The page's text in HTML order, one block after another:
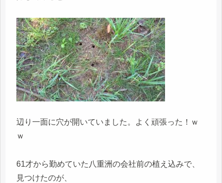
辺り一面に穴が開いていました。よく頑張った！ｗ
ｗ
61才から勤めていた八重洲の会社前の植え込みで、
見つけたのが、